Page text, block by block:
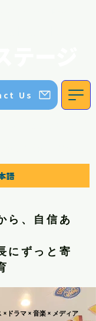
Us
語
ら、自信あ
にずっと寄
×ドラマ × 音楽 × メディア
×ドラマ × 音楽 × メディア